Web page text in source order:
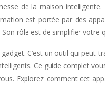
de la maison
est portée par des
Son rôle est de simplifier
gadget. C’est un outil qui
Ce guide complet
Explorez comment cet